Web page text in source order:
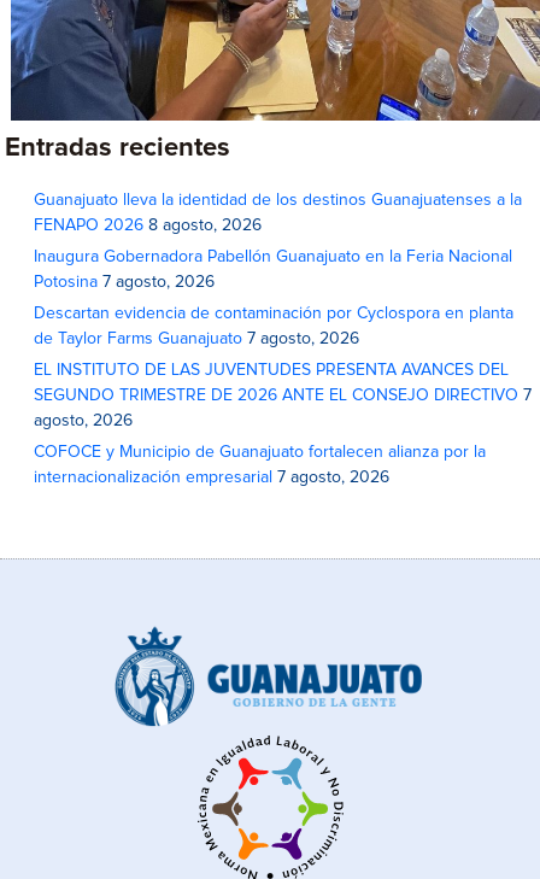
Entradas recientes
Guanajuato lleva la identidad de los destinos Guanajuatenses a la
FENAPO 2026 8 agosto, 2026
Inaugura Gobernadora Pabellón Guanajuato en la Feria Nacional
Potosina 7 agosto, 2026
Descartan evidencia de contaminación por Cyclospora en planta
de Taylor Farms Guanajuato 7 agosto, 2026
EL INSTITUTO DE LAS JUVENTUDES PRESENTA AVANCES DEL
SEGUNDO TRIMESTRE DE 2026 ANTE EL CONSEJO DIRECTIVO 7
agosto, 2026
COFOCE y Municipio de Guanajuato fortalecen alianza por la
internacionalización empresarial 7 agosto, 2026